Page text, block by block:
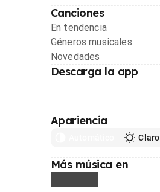
Canciones
En tendencia
Géneros musicales
Novedades
Descarga la app
Apariencia
Claro
Más música en